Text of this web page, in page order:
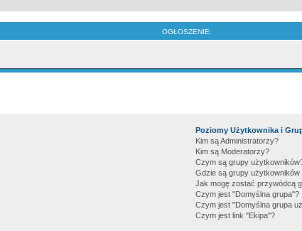
OGŁOSZENIE:
Poziomy Użytkownika i
Kim są Administratorzy?
Kim są Moderatorzy?
Czym są grupy
Gdzie są grupy użytkowników
Jak mogę zostać przywódcą
Czym jest "Domyślna grupa"?
Czym jest "Domyślna grupa
Czym jest link "Ekipa"?